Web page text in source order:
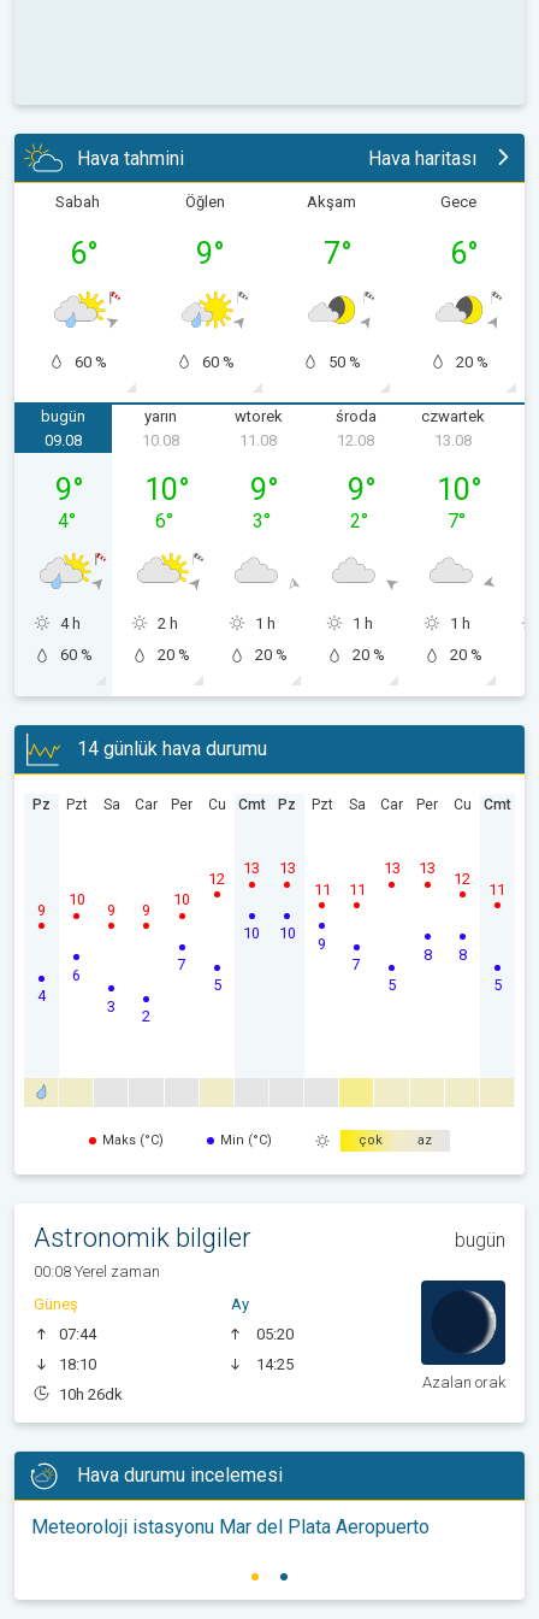
Hava tahmini Hava haritası
Sabah
6°
60 %
Öğlen
9°
60 %
Akşam
7°
50 %
Gece
6°
20 %
bugün
niedziela, 09.08
09.08
9°
4°
4 h
60 %
yarın
10.08
10°
6°
2 h
20 %
wtorek
11.08
9°
3°
1 h
20 %
środa
12.08
9°
2°
1 h
20 %
czwartek
13.08
10°
7°
1 h
20 %
14 günlük hava durumu
Pz
4
9
Pzt
6
10
Sa
3
9
Car
2
9
Per
7
10
Cu
5
12
Cmt
10
13
Pz
10
13
Pzt
9
11
Sa
7
11
Car
5
13
Per
8
13
Cu
8
12
Cmt
5
11
Maks (°C) Min (°C) çok az
Astronomik bilgiler bugün
00:08 Yerel zaman
Güneş
07:44
18:10
10h 26dk
Ay
05:20
14:25
Azalan orak
Hava durumu incelemesi
Meteoroloji istasyonu Mar del Plata Aeropuerto